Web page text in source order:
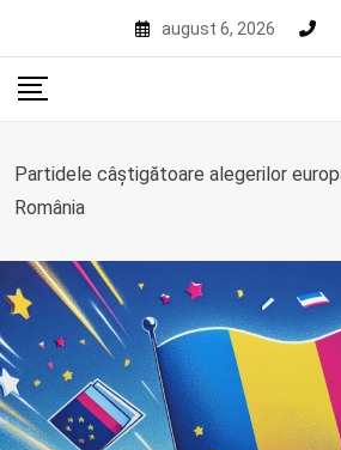
content
august 6, 2026
Partidele câștigătoare alegerilor
România